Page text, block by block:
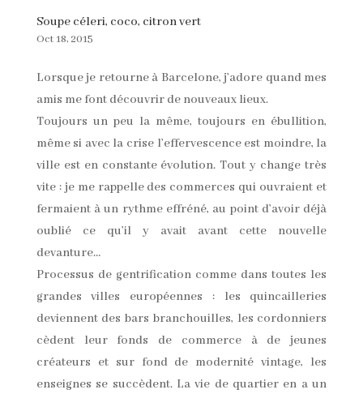
Soupe céleri, coco, citron vert
Oct 18, 2015
Lorsque je retourne à Barcelone, j’adore quand mes
amis me font découvrir de nouveaux lieux.
Toujours un peu la même, toujours en ébullition,
même si avec la crise l’effervescence est moindre, la
ville est en constante évolution. Tout y change très
vite : je me rappelle des commerces qui ouvraient et
fermaient à un rythme effréné, au point d’avoir déjà
oublié ce qu’il y avait avant cette nouvelle
devanture…
Processus de gentrification comme dans toutes les
grandes villes européennes : les quincailleries
deviennent des bars branchouilles, les cordonniers
cèdent leur fonds de commerce à de jeunes
créateurs et sur fond de modernité vintage, les
enseignes se succèdent. La vie de quartier en a un